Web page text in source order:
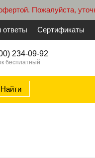
Пожалуйста,
ответы Сертификаты
234-09-92
бесплатный